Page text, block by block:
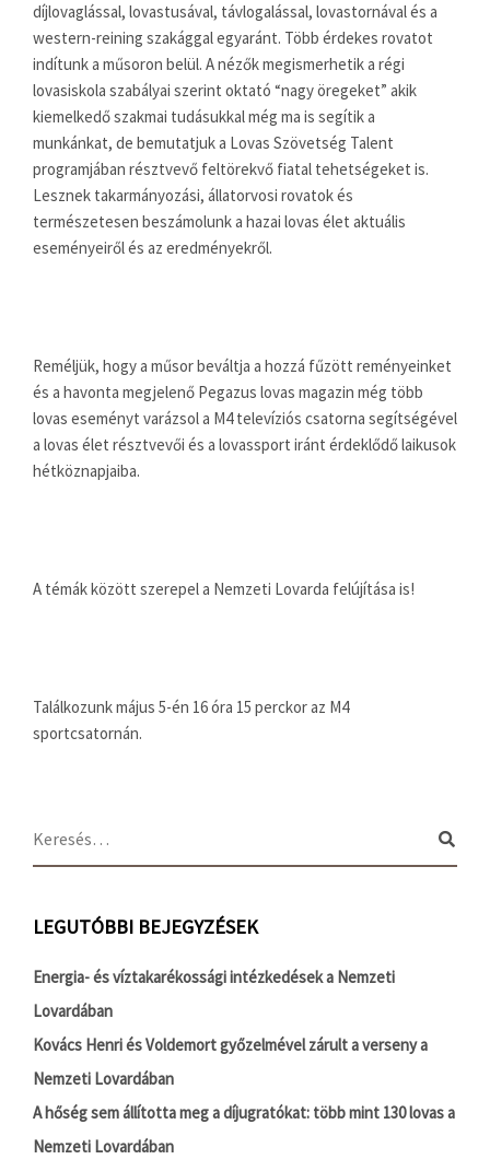
díjlovaglással, lovastusával, távlogalással, lovastornával és a
western-reining szakággal egyaránt. Több érdekes rovatot
indítunk a műsoron belül. A nézők megismerhetik a régi
lovasiskola szabályai szerint oktató “nagy öregeket” akik
kiemelkedő szakmai tudásukkal még ma is segítik a
munkánkat, de bemutatjuk a Lovas Szövetség Talent
programjában résztvevő feltörekvő fiatal tehetségeket is.
Lesznek takarmányozási, állatorvosi rovatok és
természetesen beszámolunk a hazai lovas élet aktuális
eseményeiről és az eredményekről.
Reméljük, hogy a műsor beváltja a hozzá fűzött reményeinket
és a havonta megjelenő Pegazus lovas magazin még több
lovas eseményt varázsol a M4 televíziós csatorna segítségével
a lovas élet résztvevői és a lovassport iránt érdeklődő laikusok
hétköznapjaiba.
A témák között szerepel a Nemzeti Lovarda felújítása is!
Találkozunk május 5-én 16 óra 15 perckor az M4
sportcsatornán.
LEGUTÓBBI BEJEGYZÉSEK
Energia- és víztakarékossági intézkedések a Nemzeti
Lovardában
Kovács Henri és Voldemort győzelmével zárult a verseny a
Nemzeti Lovardában
A hőség sem állította meg a díjugratókat: több mint 130 lovas a
Nemzeti Lovardában